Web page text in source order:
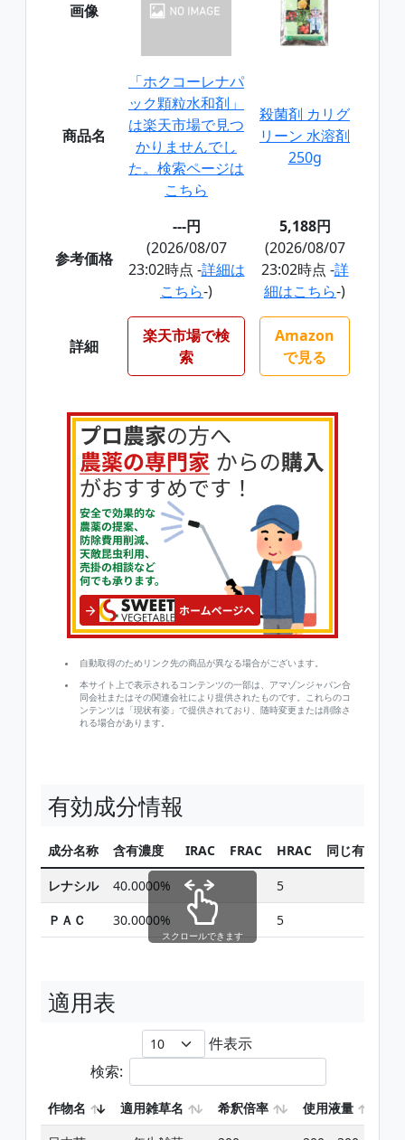
画像
商品名
「ホクコーレナパ
ック顆粒水和剤」
は楽天市場で見つ
かりませんでし
た。検索ページは
こちら
殺菌剤 カリグ
リーン 水溶剤
250g
参考価格
---円
(2026/08/07
23:02時点 -詳細は
こちら-)
5,188円
(2026/08/07
23:02時点 -詳
細はこちら-)
詳細
楽天市場で検
索
Amazon
で見る
自動取得のためリンク先の商品が異なる場合がございます。
本サイト上で表示されるコンテンツの一部は、アマゾンジャパン合
同会社またはその関連会社により提供されたものです。これらのコ
ンテンツは「現状有姿」で提供されており、随時変更または削除さ
れる場合があります。
有効成分情報
成分名称 含有濃度 IRAC FRAC HRAC 同じ有効成
レナシル 40.0000% 5
ＰＡＣ
30.0000% 5
スクロールできます
適用表
件表示
検索:
作物名 適用雑草名 希釈倍率 使用液量